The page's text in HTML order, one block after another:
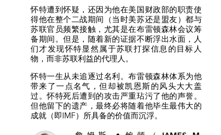
怀特遭到怀疑，还因为他在美国财政部的职责使
得他在整个二战期间（当时美苏还是盟友）都与
苏联官员频繁接触，尤其是在布雷顿森林会议筹
备期间。但是，随着新的证据不断浮出水面，人
们才发现怀特显然属于苏联打探信息的目标人
物，而非苏联利益的代理人。
怀特一生从未追逐过名利。布雷顿森林体系为他
带来了一点名气，但却被凯恩斯的风头大大盖
过。怀特死后遭到的攻击严重玷污了他的声誉。
但他留下的遗产，最终必将随着他毕生最伟大的
成就（即IMF）所具备的价值而沉浮。